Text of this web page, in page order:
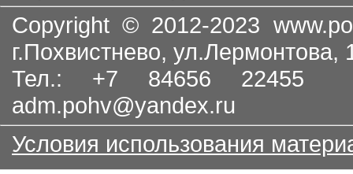
Copyright © 2012-2023
г.Похвистнево, ул.Лермонтова,
Тел.: +7 84656
adm.pohv@yandex.ru
Условия использования